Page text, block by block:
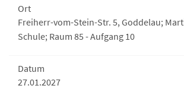
Ort
Freiherr-vom-Stein-Str. 5, Goddelau;
Schule; Raum 85 - Aufgang 10
Datum
27.01.2027